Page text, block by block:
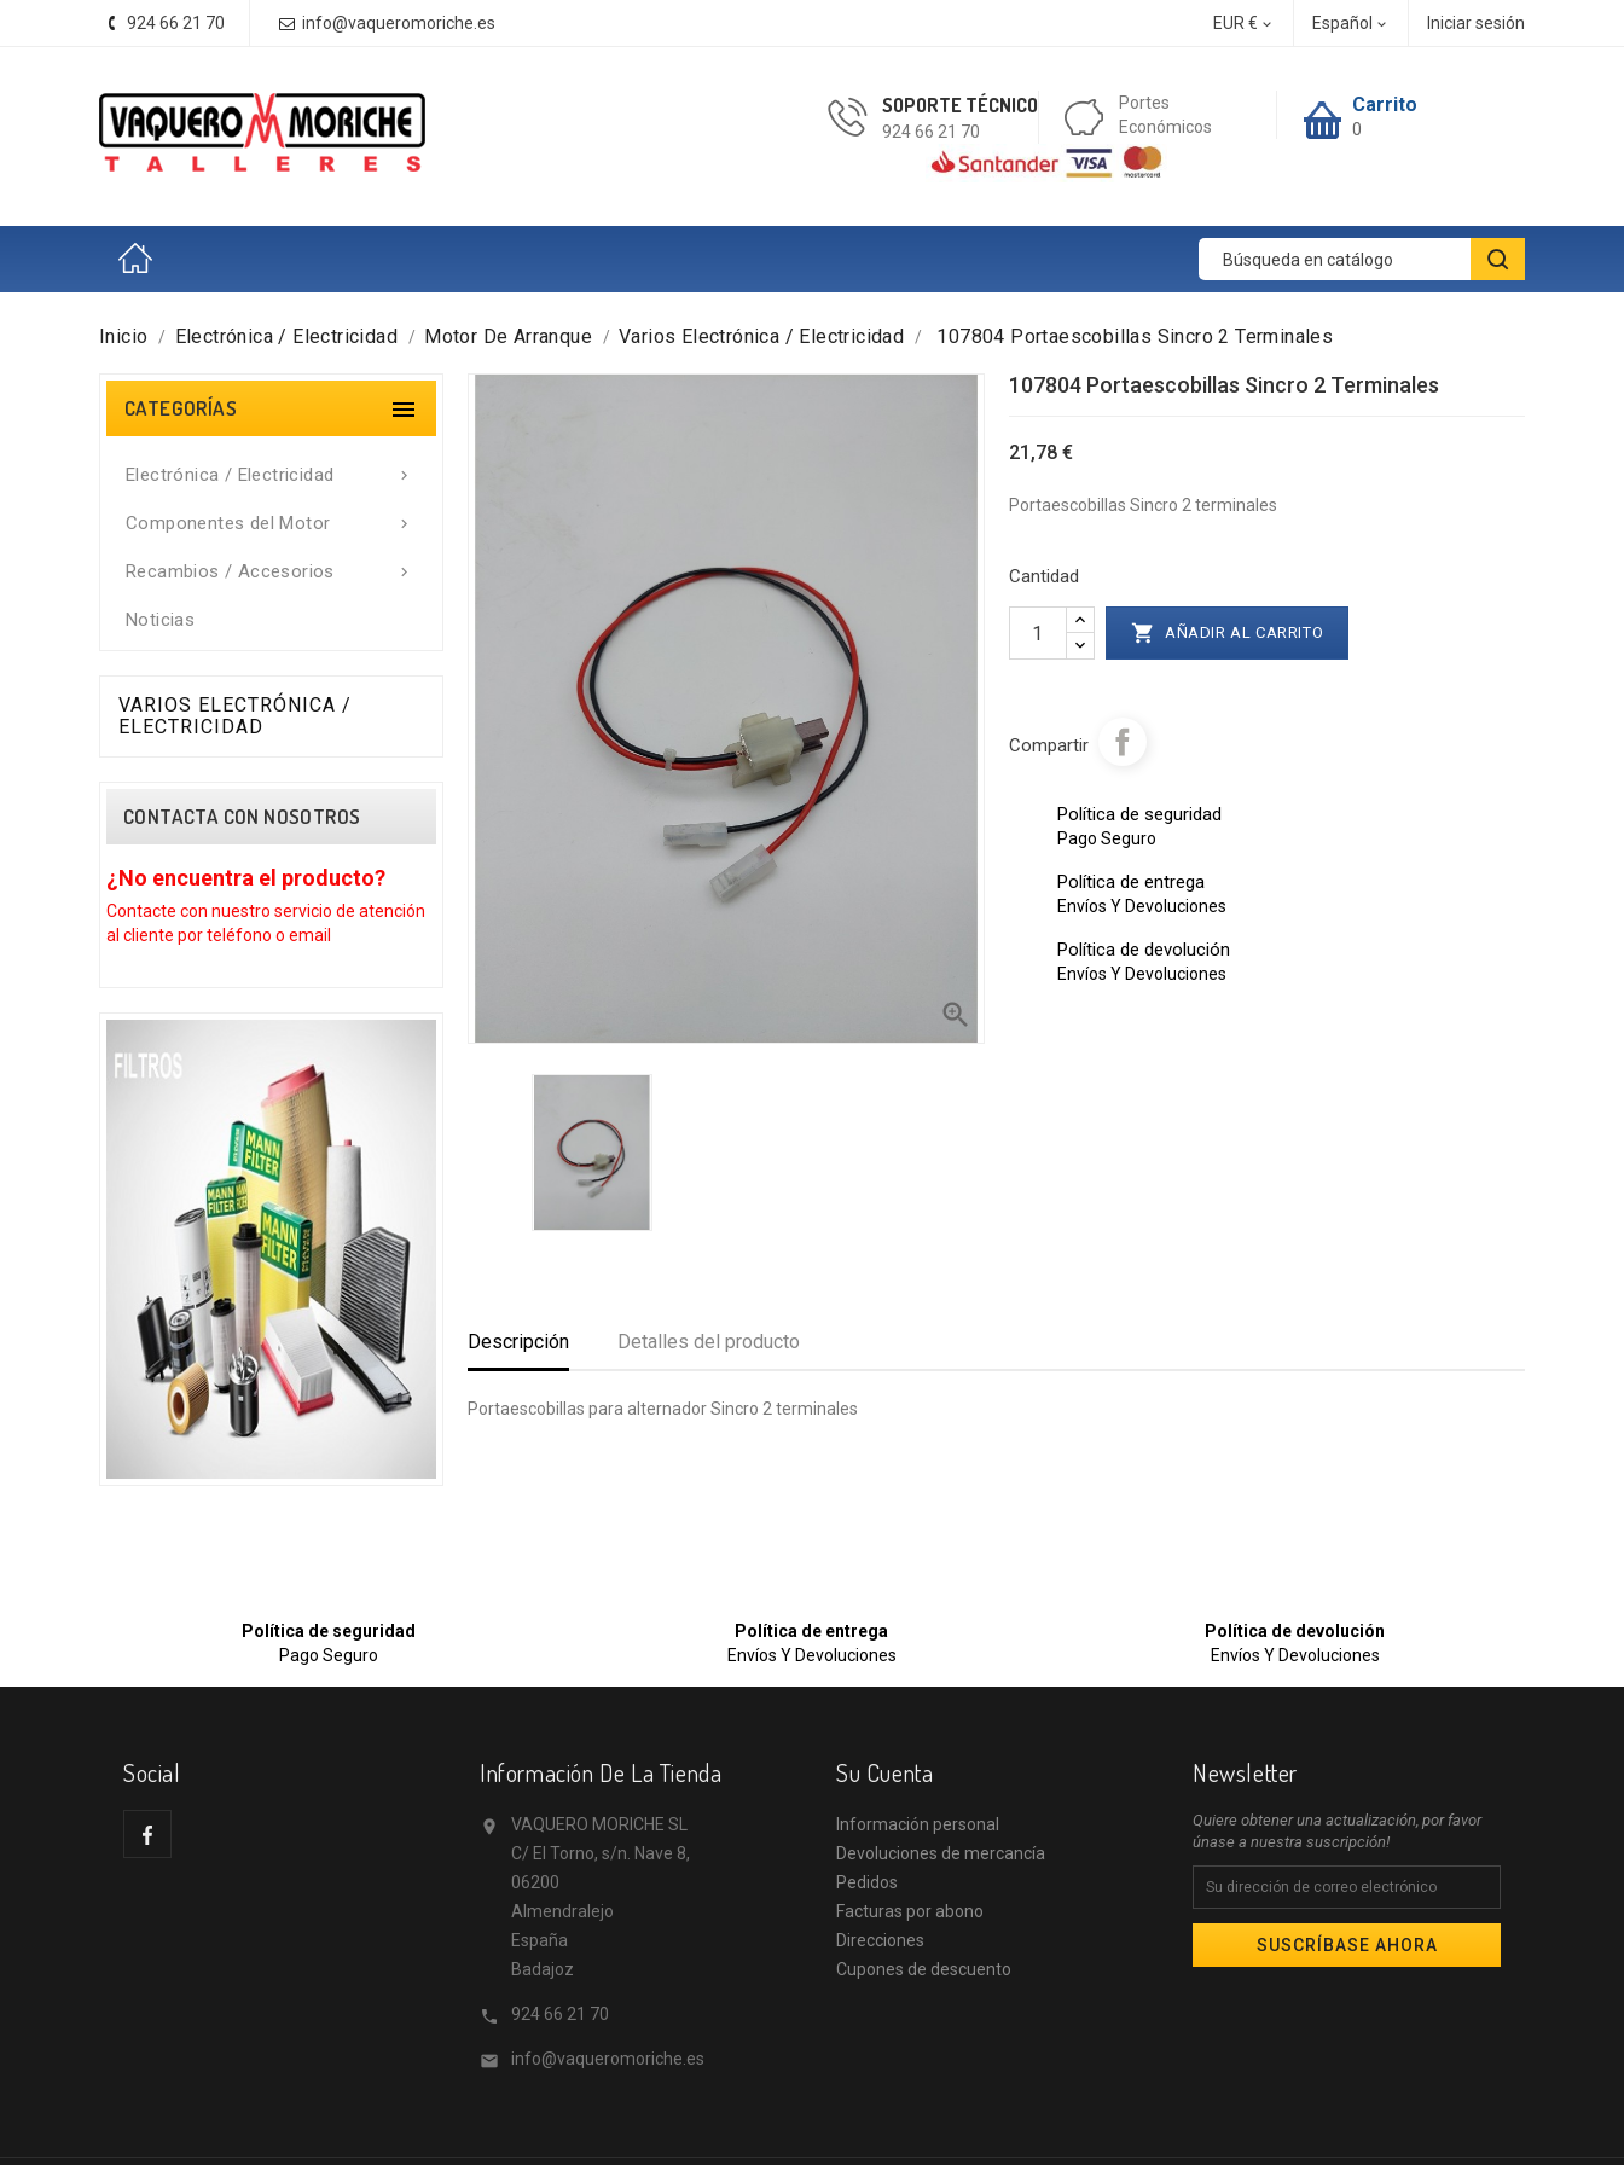
924 66 21 70 info@vaqueromoriche.es EUR €  Español  Iniciar sesión
Carrito
0
SOPORTE TÉCNICO
924 66 21 70
Portes
Económicos
Inicio Electrónica / Electricidad Motor De Arranque Varios Electrónica / Electricidad 107804 Portaescobillas Sincro 2 Terminales
CATEGORÍAS 

Electrónica / Electricidad

Componentes del Motor

Recambios / Accesorios
Noticias
VARIOS ELECTRÓNICA /
ELECTRICIDAD
CONTACTA CON NOSOTROS
¿No encuentra el producto?
Contacte con nuestroservicio de atención
al cliente por teléfono o email
¿No encuentra el producto?
Contacte con nuestro servicio de atención

107804 Portaescobillas Sincro 2 Terminales
21,78 €
Portaescobillas Sincro 2 terminales
Cantidad
 AÑADIR AL CARRITO
Compartir
Política de seguridad
Pago Seguro
Política de entrega
Envíos Y Devoluciones
Política de devolución
Envíos Y Devoluciones
Descripción Detalles del producto
Portaescobillas para alternador Sincro 2 terminales
Política de seguridad
Pago Seguro
Política de entrega
Envíos Y Devoluciones
Política de devolución
Envíos Y Devoluciones
Social Información De La Tienda

VAQUERO MORICHE SL
C/ El Torno, s/n. Nave 8,
06200
Almendralejo
España
Badajoz
 924 66 21 70
 info@vaqueromoriche.es
Su Cuenta
Información personal
Devoluciones de mercancía
Pedidos
Facturas por abono
Direcciones
Cupones de descuento
Newsletter
Quiere obtener una actualización, por favor
únase a nuestra suscripción!